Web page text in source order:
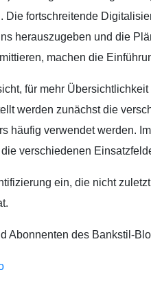
Die fort­schrei­ten­de
her­aus­zu­ge­ben und die
machen die
für mehr
wer­den zunächst die
häu­fig ver­wen­det wer­den.
ver­schie­de­nen
ein, die nicht
Abon­nen­ten des Bank­stil-